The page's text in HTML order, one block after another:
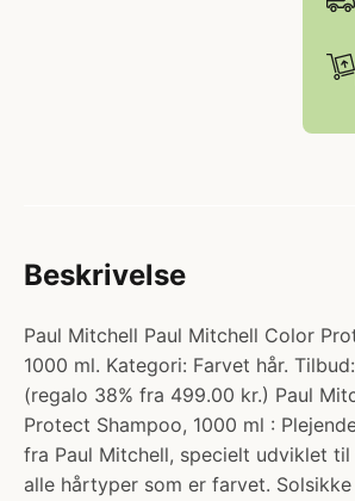
Beskrivelse
Paul Mitchell Paul Mitchell Color
1000 ml. Kategori: Farvet hår.
(regalo 38% fra 499.00 kr.) Paul
Protect Shampoo, 1000 ml :
fra Paul Mitchell, specielt udviklet til
alle hårtyper som er farvet.